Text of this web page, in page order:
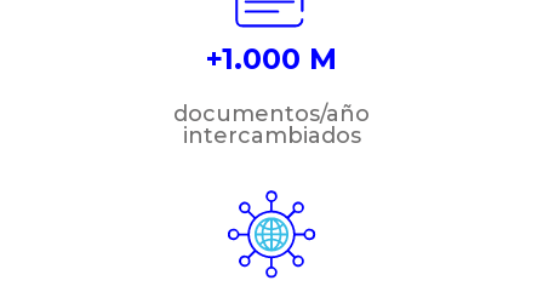
+1.000 M
documentos/año
intercambiados